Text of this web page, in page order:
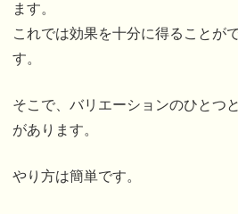
ます。
これでは効果を十分に得ることが
す。
そこで、バリエーションのひとつ
があります。
やり方は簡単です。